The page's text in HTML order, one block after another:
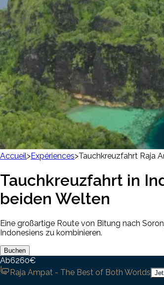
Accueil>Expériences>Tauchkreuzfahrt Raja
Tauchkreuzfahrt in
beiden Welten
Eine großartige Route von Bitung nach
Indonesiens zu kombinieren.
Buchen
Ab6260€
Raja Ampat - The Best of Both Worlds